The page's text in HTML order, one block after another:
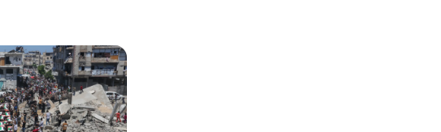
27ª Plenária Nacional
coletivo de 112 pessoas assassinadas por Israel em 2023, num único ataque